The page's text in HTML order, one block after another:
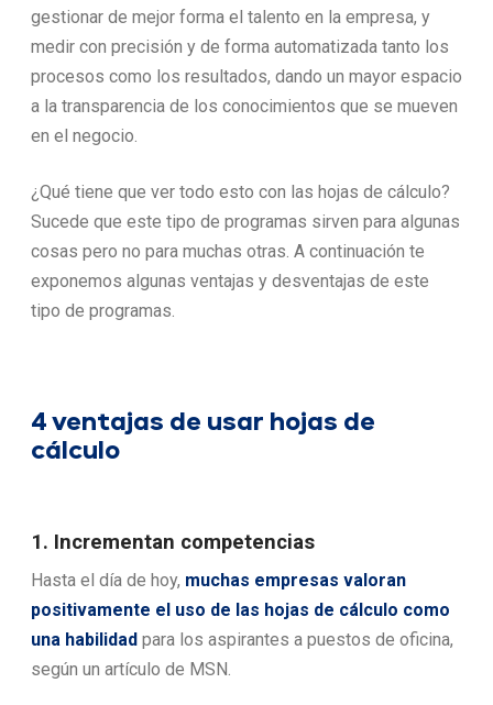
gestionar de mejor forma el talento en la empresa, y
medir con precisión y de forma automatizada tanto los
procesos como los resultados, dando un mayor espacio
a la transparencia de los conocimientos que se mueven
en el negocio.
¿Qué tiene que ver todo esto con las hojas de cálculo?
Sucede que este tipo de programas sirven para algunas
cosas pero no para muchas otras. A continuación te
exponemos algunas ventajas y desventajas de este
tipo de programas.
4 ventajas de usar hojas de
cálculo
1. Incrementan competencias
Hasta el día de hoy, muchas empresas valoran
positivamente el uso de las hojas de cálculo como
una habilidad para los aspirantes a puestos de oficina,
según un artículo de MSN.